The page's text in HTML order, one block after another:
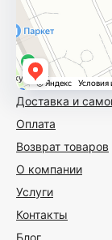
Доставка и
Оплата
Возврат товаров
О компании
Услуги
Контакты
Блог